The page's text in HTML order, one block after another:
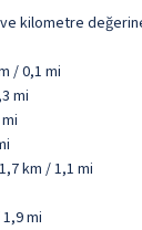
ve kilometre
/ 0,1 mi
mi
km / 1,1 mi
mi